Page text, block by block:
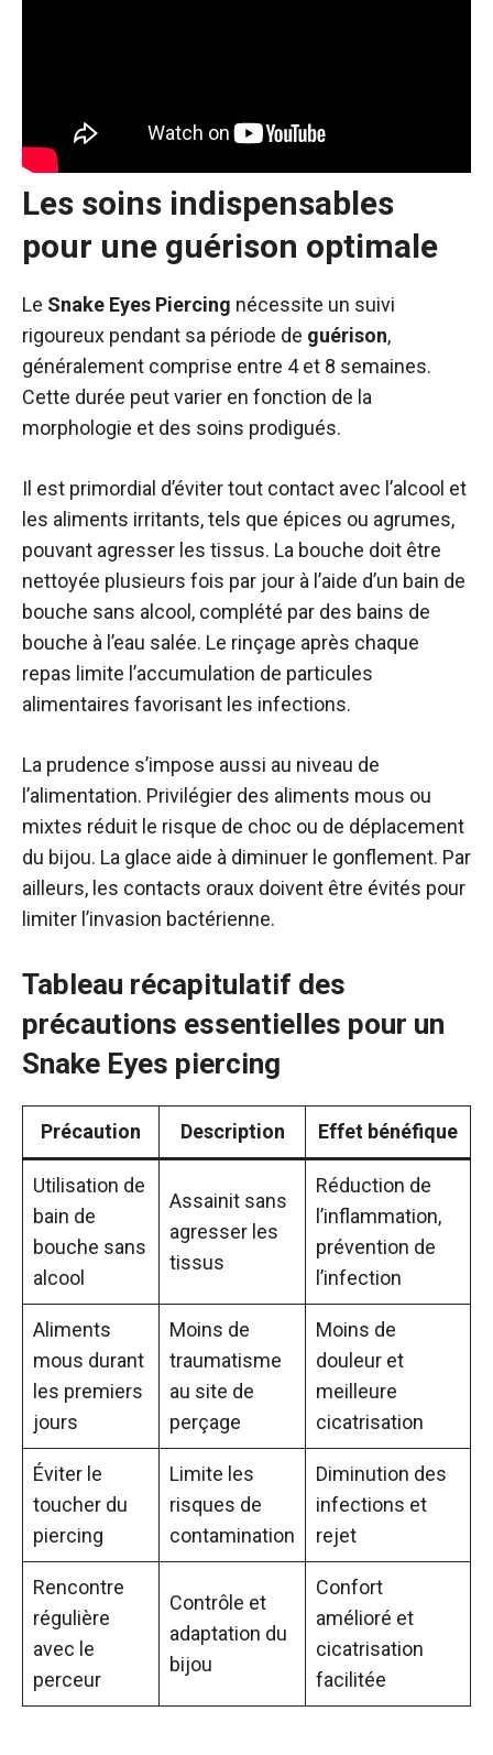
Les soins indispensables
pour une guérison optimale
Le Snake Eyes Piercing nécessite un suivi
rigoureux pendant sa période de guérison,
généralement comprise entre 4 et 8 semaines.
Cette durée peut varier en fonction de la
morphologie et des soins prodigués.
Il est primordial d’éviter tout contact avec l’alcool et
les aliments irritants, tels que épices ou agrumes,
pouvant agresser les tissus. La bouche doit être
nettoyée plusieurs fois par jour à l’aide d’un bain de
bouche sans alcool, complété par des bains de
bouche à l’eau salée. Le rinçage après chaque
repas limite l’accumulation de particules
alimentaires favorisant les infections.
La prudence s’impose aussi au niveau de
l’alimentation. Privilégier des aliments mous ou
mixtes réduit le risque de choc ou de déplacement
du bijou. La glace aide à diminuer le gonflement. Par
ailleurs, les contacts oraux doivent être évités pour
limiter l’invasion bactérienne.
Tableau récapitulatif des
précautions essentielles pour un
Snake Eyes piercing
Précaution Description Effet bénéfique
Utilisation de
bain de
bouche sans
alcool
Assainit sans
agresser les
tissus
Réduction de
l’inflammation,
prévention de
l’infection
Aliments
mous durant
les premiers
jours
Moins de
traumatisme
au site de
perçage
Moins de
douleur et
meilleure
cicatrisation
Éviter le
toucher du
piercing
Limite les
risques de
contamination
Diminution des
infections et
rejet
Rencontre
régulière
avec le
perceur
Contrôle et
adaptation du
bijou
Confort
amélioré et
cicatrisation
facilitée